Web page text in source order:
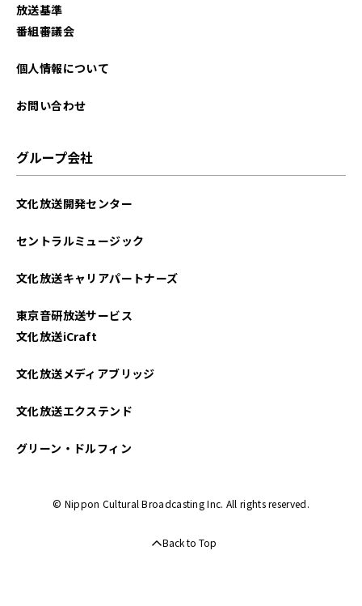
放送基準
番組審議会
個人情報について
お問い合わせ
グループ会社
文化放送開発センター
セントラルミュージック
文化放送キャリアパートナーズ
東京音研放送サービス
文化放送iCraft
文化放送メディアブリッジ
文化放送エクステンド
グリーン・ドルフィン
© Nippon Cultural Broadcasting Inc. All rights reserved.
Back to Top